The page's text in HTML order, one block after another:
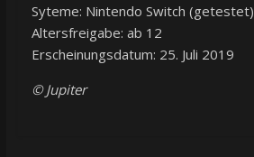
Syteme: Nintendo Switch (getestet)
Altersfreigabe: ab 12
Erscheinungsdatum: 25. Juli 2019
© Jupiter